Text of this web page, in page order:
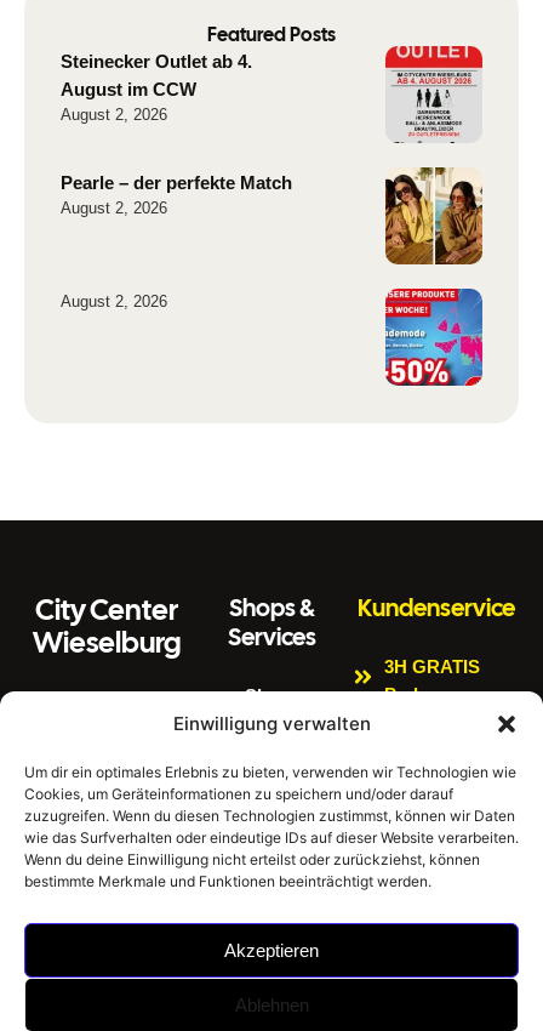
Einwilligung verwalten
Um dir ein optimales Erlebnis zu bieten, verwenden wir Technologien wie
Cookies, um Geräteinformationen zu speichern und/oder darauf
zuzugreifen. Wenn du diesen Technologien zustimmst, können wir Daten
wie das Surfverhalten oder eindeutige IDs auf dieser Website verarbeiten.
Wenn du deine Einwilligung nicht erteilst oder zurückziehst, können
bestimmte Merkmale und Funktionen beeinträchtigt werden.
Akzeptieren
Ablehnen
Featured Posts
Steinecker Outlet ab 4.
August im CCW
August 2, 2026
Pearle – der perfekte Match
August 2, 2026
August 2, 2026
City Center
Wieselburg
3250 Wieselburg
Tel: 0664 4407889
E
m
ai
l:
office@citycenter
wieselburg.at
Sonntag 8:00 Uhr
Shops &
Services
Shops
Citycenter
Newsletter
Impressum
Datenschutzerklär
ung
Hausordnung
Kundenservice
3H GRATIS
Parken
Kinderspielbere
Bankomat
Gratis W-LAN
E-Tankstellen